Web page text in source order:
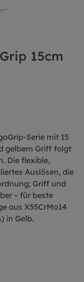
15cm
Serie mit 15
gelbem Griff folgt
Die flexible,
Auslösen, die
Griff und
– für beste
aus X55CrMo14
in Gelb.